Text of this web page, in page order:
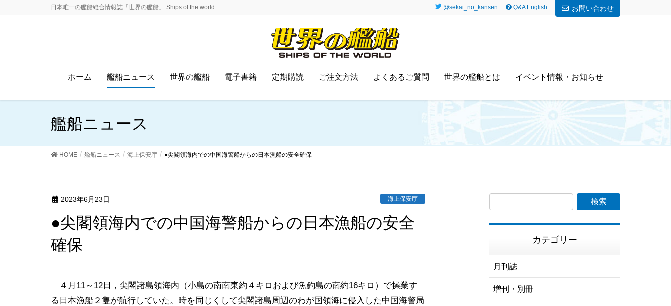
日本唯一の艦船総合情報誌「世界の艦船」 Ships of the world @sekai_no_kansen Q&A English お問い合わせ
ホーム 艦船ニュース 世界の艦船 電子書籍 定期購読 ご注文方法 よくあるご質問 世界の艦船とは イベント情報・お知らせ
艦船ニュース
HOME 艦船ニュース 海上保安庁 ●尖閣領海内での中国海警船からの日本漁船の安全確保
2023年6月23日 海上保安庁
●尖閣領海内での中国海警船からの日本漁船の安全
確保
４月11～12日，尖閣諸島領海内（小島の南南東約４キロおよび魚釣島の南約16キロ）で操業す
る日本漁船２隻が航行していた。時を同じくして尖閣諸島周辺のわが国領海に侵入した中国海警局
カテゴリー
月刊誌
増刊・別冊